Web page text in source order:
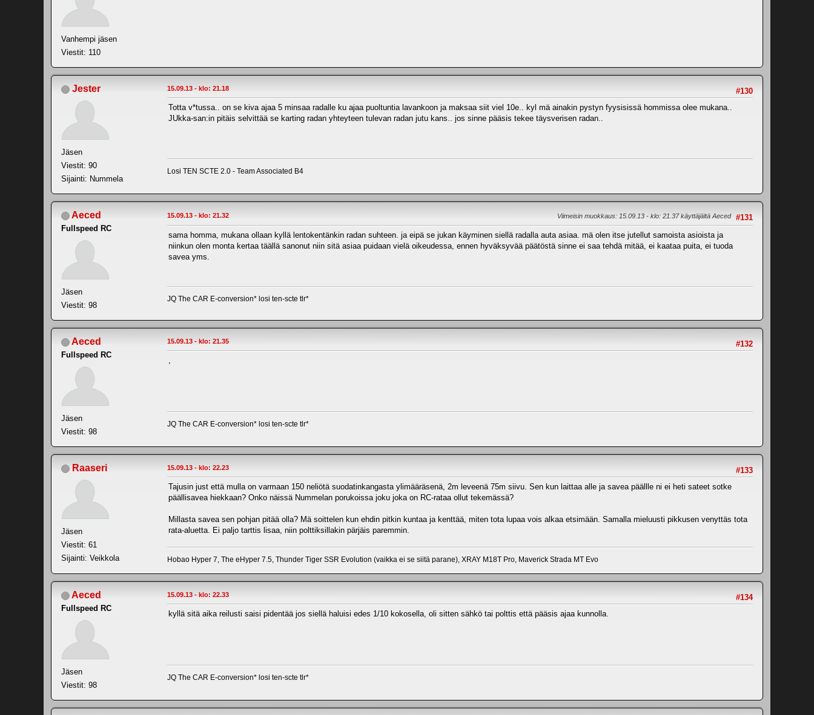
Vanhempi jäsen
Viestit: 110
Jester
Jäsen
Viestit: 90
Sijainti: Nummela
#130
15.09.13 - klo: 21.18
Totta v*tussa.. on se kiva ajaa 5 minsaa radalle ku ajaa puoltuntia lavankoon ja maksaa siit viel 10e.. kyl mä ainakin pystyn fyysisissä hommissa olee mukana..
JUkka-san:in pitäis selvittää se karting radan yhteyteen tulevan radan jutu kans.. jos sinne pääsis tekee täysverisen radan..
Losi TEN SCTE 2.0 - Team Associated B4
Aeced
Fullspeed RC
Jäsen
Viestit: 98
#131
15.09.13 - klo: 21.32 Viimeisin muokkaus: 15.09.13 - klo: 21.37 käyttäjältä Aeced
sama homma, mukana ollaan kyllä lentokentänkin radan suhteen. ja eipä se jukan käyminen siellä radalla auta asiaa. mä olen itse jutellut samoista asioista ja
niinkun olen monta kertaa täällä sanonut niin sitä asiaa puidaan vielä oikeudessa, ennen hyväksyvää päätöstä sinne ei saa tehdä mitää, ei kaataa puita, ei tuoda
savea yms.
JQ The CAR E-conversion* losi ten-scte tlr*
Aeced
Fullspeed RC
Jäsen
Viestit: 98
#132
15.09.13 - klo: 21.35
,
JQ The CAR E-conversion* losi ten-scte tlr*
Raaseri
Jäsen
Viestit: 61
Sijainti: Veikkola
#133
15.09.13 - klo: 22.23
Tajusin just että mulla on varmaan 150 neliötä suodatinkangasta ylimääräsenä, 2m leveenä 75m siivu. Sen kun laittaa alle ja savea päällle ni ei heti sateet sotke
päällisavea hiekkaan? Onko näissä Nummelan porukoissa joku joka on RC-rataa ollut tekemässä?
Millasta savea sen pohjan pitää olla? Mä soittelen kun ehdin pitkin kuntaa ja kenttää, miten tota lupaa vois alkaa etsimään. Samalla mieluusti pikkusen venyttäs tota
rata-aluetta. Ei paljo tarttis lisaa, niin polttiksillakin pärjäis paremmin.
Hobao Hyper 7, The eHyper 7.5, Thunder Tiger SSR Evolution (vaikka ei se siitä parane), XRAY M18T Pro, Maverick Strada MT Evo
Aeced
Fullspeed RC
Jäsen
Viestit: 98
#134
15.09.13 - klo: 22.33
kyllä sitä aika reilusti saisi pidentää jos siellä haluisi edes 1/10 kokosella, oli sitten sähkö tai polttis että pääsis ajaa kunnolla.
JQ The CAR E-conversion* losi ten-scte tlr*